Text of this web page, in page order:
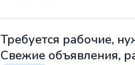
Требуется рабочие,
Свежие объявления,